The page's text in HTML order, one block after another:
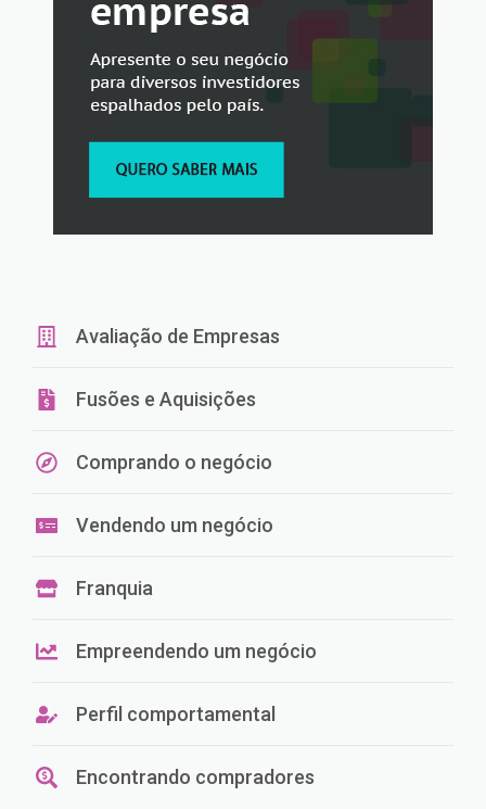
Avaliação de Empresas
Fusões e Aquisições
Comprando o negócio
Vendendo um negócio
Franquia
Empreendendo um negócio
Perfil comportamental
Encontrando compradores